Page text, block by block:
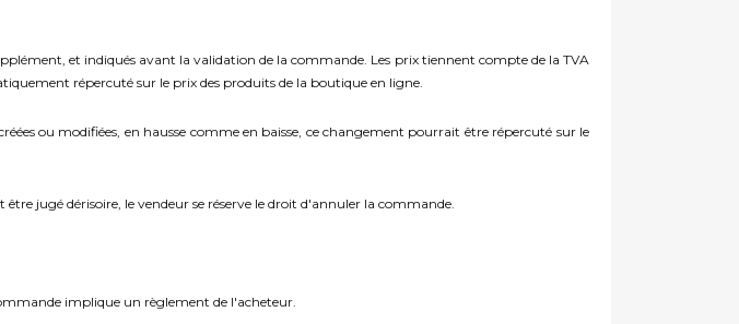
et indiqués avant la validation de la commande. Les prix tiennent compte de la TVA
répercuté sur le prix des produits de la boutique en ligne.
ou modifiées, en hausse comme en baisse, ce changement pourrait être répercuté sur le
jugé dérisoire, le vendeur se réserve le droit d'annuler la commande.
implique un règlement de l'acheteur.